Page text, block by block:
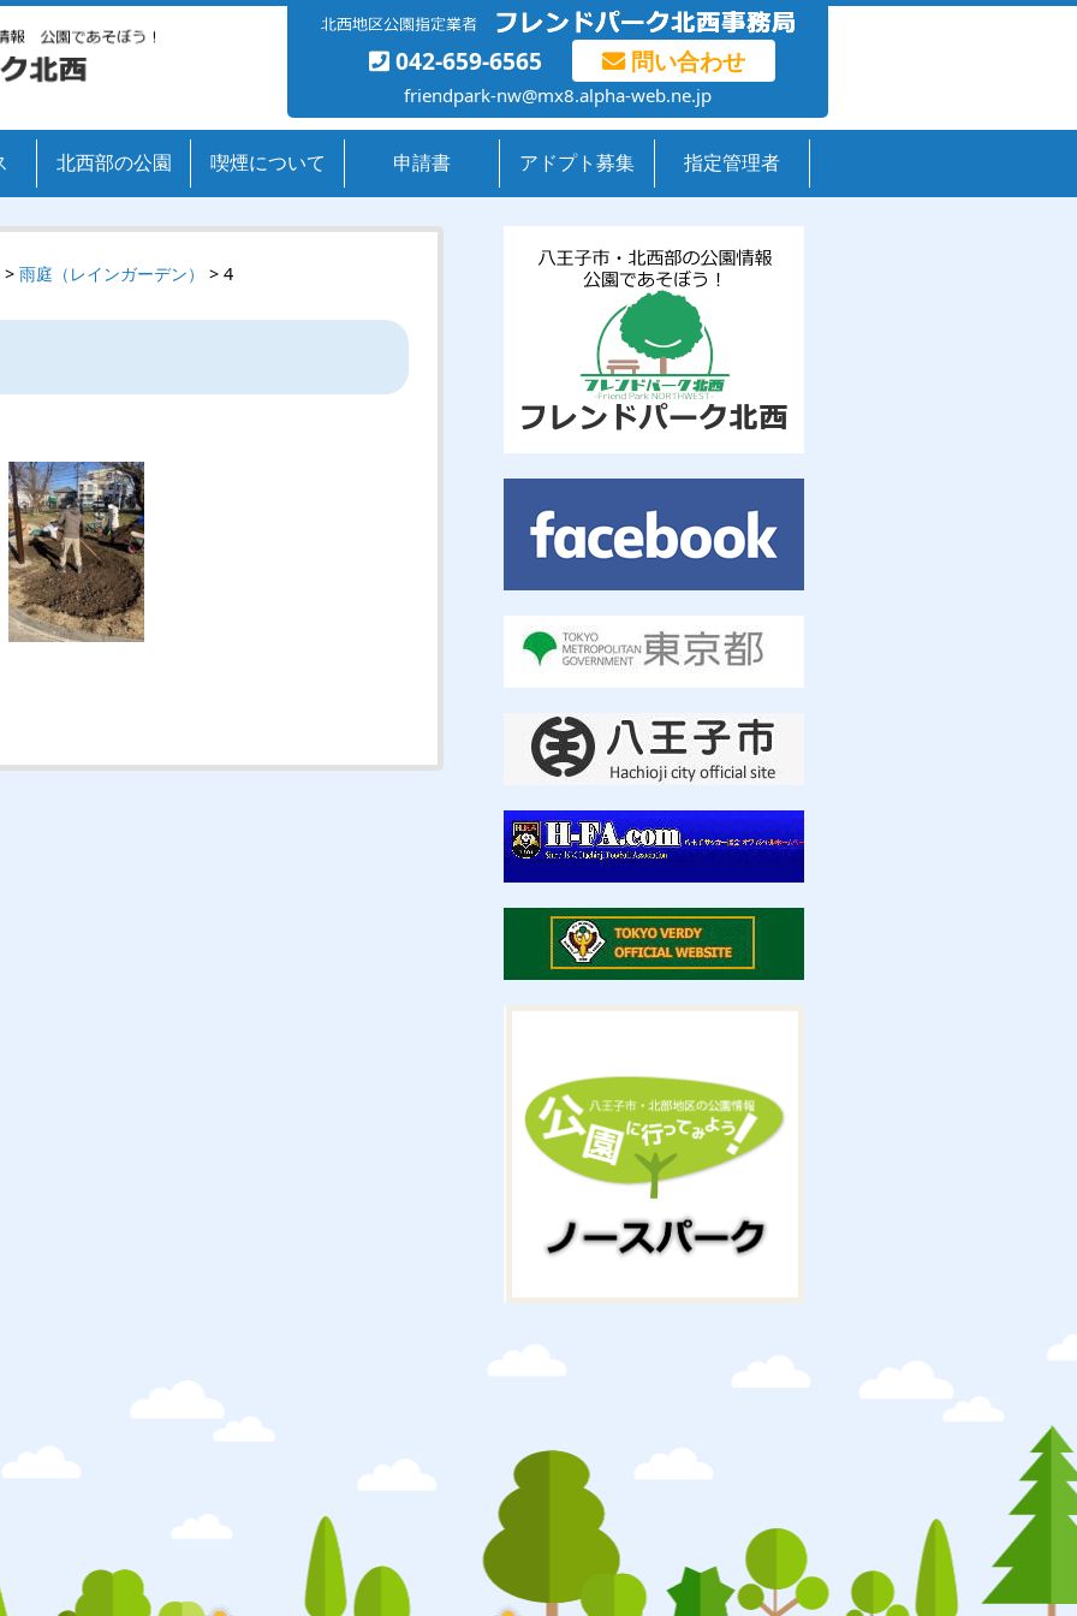
042-659-6565 問い合わせ
friendpark-nw@mx8.alpha-web.ne.jp
北西部の公園 喫煙について 申請書 アドプト募集 指定管理者
> 雨庭（レインガーデン） > 4